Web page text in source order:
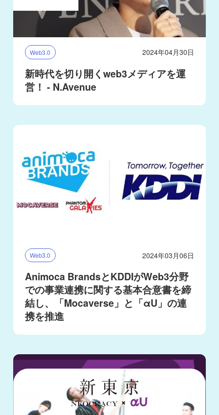
Web3.0 2024年04月30日
新時代を切り開くweb3メディアを運
営！ - N.Avenue
Web3.0 2024年03月06日
Animoca BrandsとKDDIがWeb3分野
での事業連携に関する基本合意書を締
結し、「Mocaverse」と「αU」の連
携を推進